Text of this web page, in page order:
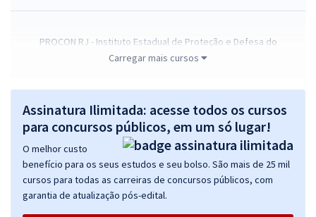
PROCON RJ - Instituto Estadual de Proteção e Defesa do
Consumidor - Agente de Proteção e Defesa do Consumidor
24,65
Economize R$ 73,96 (-20%)
Comprar
PROCON RJ - Instituto Estadual de Proteção e Defesa do
Carregar mais cursos
Assinatura Ilimitada: acesse todos os cursos
para concursos públicos, em um só lugar!
O melhor custo
benefício para os seus estudos e seu bolso. São mais de 25 mil
cursos para todas as carreiras de concursos públicos, com
garantia de atualização pós-edital.